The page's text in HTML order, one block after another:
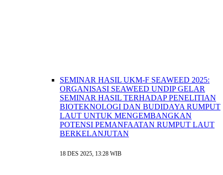
SEMINAR HASIL UKM-F SEAWEED 2025:
ORGANISASI SEAWEED UNDIP GELAR
SEMINAR HASIL TERHADAP PENELITIAN
BIOTEKNOLOGI DAN BUDIDAYA RUMPUT
LAUT UNTUK MENGEMBANGKAN
POTENSI PEMANFAATAN RUMPUT LAUT
BERKELANJUTAN
18 DES 2025, 13:28 WIB